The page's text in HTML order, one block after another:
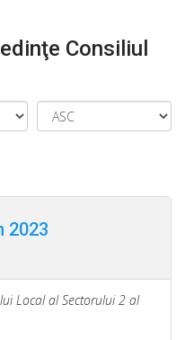
Consiliul
2023
Local al Sectorului 2 al